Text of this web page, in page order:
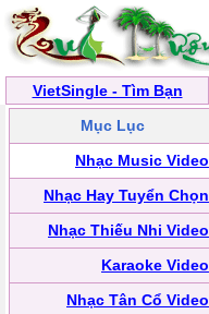
VietSingle - Tìm Bạn
Mục Lục
Nhạc Music Video
Nhạc Hay Tuyển Chọn
Nhạc Thiếu Nhi Video
Karaoke Video
Nhạc Tân Cổ Video